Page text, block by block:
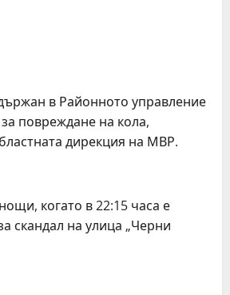
в Районното управление
повреждане на кола,
дирекция на МВР.
когато в 22:15 часа е
скандал на улица „Черни